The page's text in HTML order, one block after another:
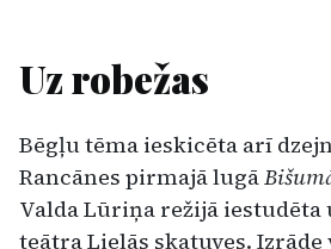
Uz robežas
Bēgļu tēma ieskicēta arī
Rancānes pirmajā lugā
Valda Lūriņa režijā iestudēta
teātra Lielās skatuves. Izrāde